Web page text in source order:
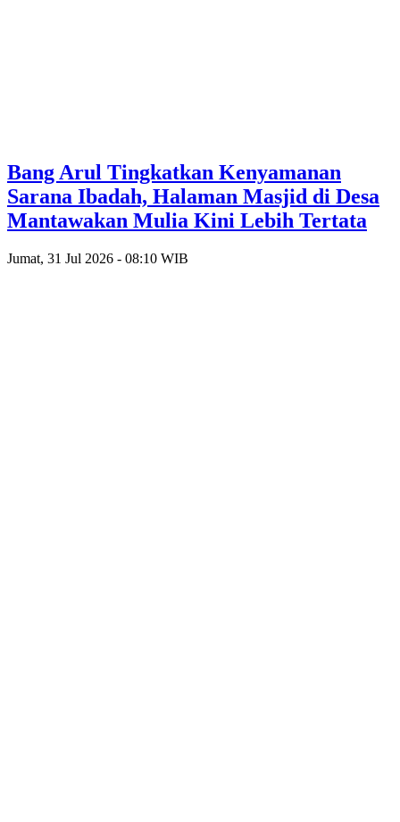
Bang Arul Tingkatkan Kenyamanan
Sarana Ibadah, Halaman Masjid di Desa
Mantawakan Mulia Kini Lebih Tertata
Jumat, 31 Jul 2026 - 08:10 WIB